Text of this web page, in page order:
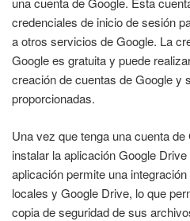
credenciales de inicio de sesión
a otros servicios de Google. La
Google es gratuita y puede
creación de cuentas de Google y
proporcionadas.
Una vez que tenga una cuenta
instalar la aplicación Google
aplicación permite una
locales y Google Drive, lo que
copia de seguridad de sus